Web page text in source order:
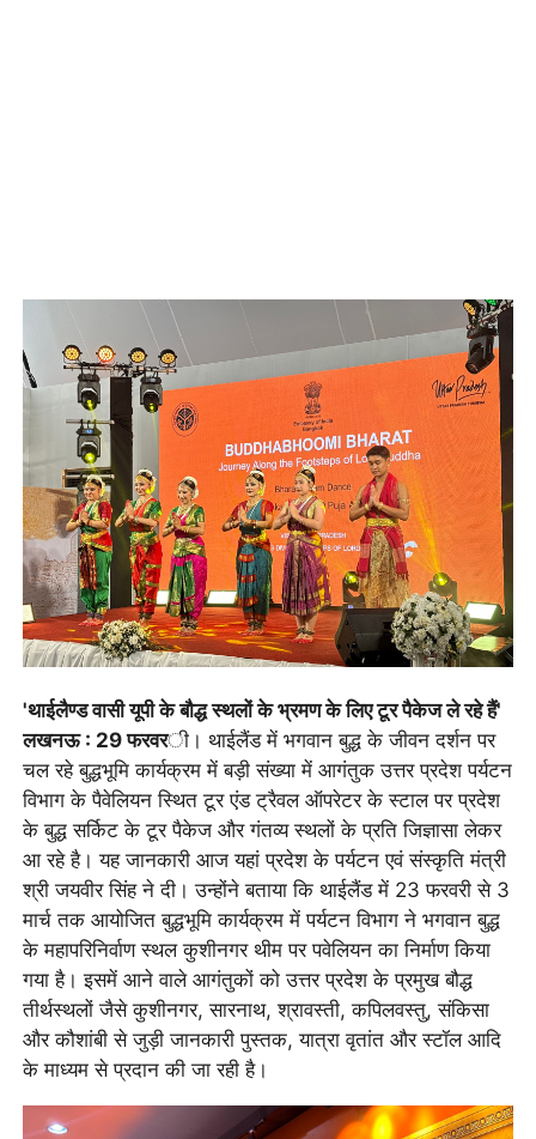
'थाईलैण्ड वासी यूपी के बौद्ध स्थलों के भ्रमण के लिए टूर पैकेज ले रहे हैं'
लखनऊ : 29 फरवरी। थाईलैंड में भगवान बुद्ध के जीवन दर्शन पर
चल रहे बुद्धभूमि कार्यक्रम में बड़ी संख्या में आगंतुक उत्तर प्रदेश पर्यटन
विभाग के पैवेलियन स्थित टूर एंड ट्रैवल ऑपरेटर के स्टाल पर प्रदेश
के बुद्ध सर्किट के टूर पैकेज और गंतव्य स्थलों के प्रति जिज्ञासा लेकर
आ रहे है। यह जानकारी आज यहां प्रदेश के पर्यटन एवं संस्कृति मंत्री
श्री जयवीर सिंह ने दी। उन्होंने बताया कि थाईलैंड में 23 फरवरी से 3
मार्च तक आयोजित बुद्धभूमि कार्यक्रम में पर्यटन विभाग ने भगवान बुद्ध
के महापरिनिर्वाण स्थल कुशीनगर थीम पर पवेलियन का निर्माण किया
गया है। इसमें आने वाले आगंतुकों को उत्तर प्रदेश के प्रमुख बौद्ध
तीर्थस्थलों जैसे कुशीनगर, सारनाथ, श्रावस्ती, कपिलवस्तु, संकिसा
और कौशांबी से जुड़ी जानकारी पुस्तक, यात्रा वृतांत और स्टॉल आदि
के माध्यम से प्रदान की जा रही है।